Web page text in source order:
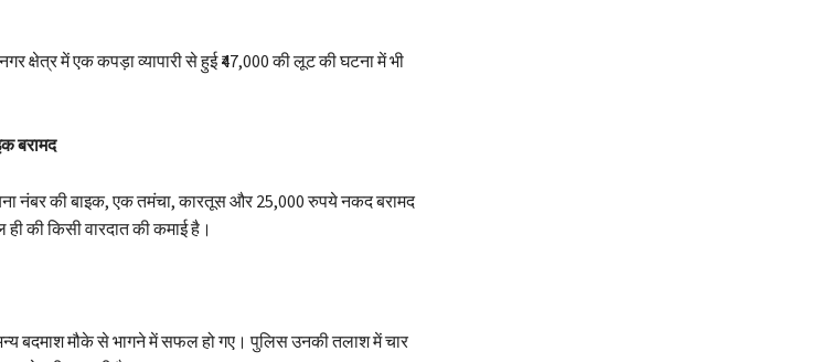
क्षेत्र में एक कपड़ा व्यापारी से हुई ₹47,000 की लूट की घटना में भी
बरामद
नंबर की बाइक, एक तमंचा, कारतूस और 25,000 रुपये नकद बरामद
ही की किसी वारदात की कमाई है।
बदमाश मौके से भागने में सफल हो गए। पुलिस उनकी तलाश में चार